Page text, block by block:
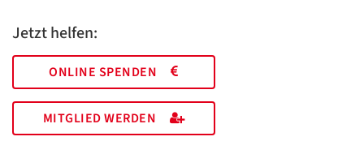
Jetzt helfen:
ONLINE SPENDEN
MITGLIED WERDEN